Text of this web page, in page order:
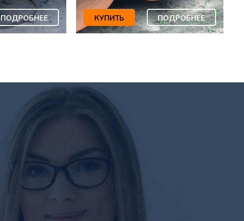
ПОДРОБНЕЕ КУПИТЬ ПОДРОБНЕЕ